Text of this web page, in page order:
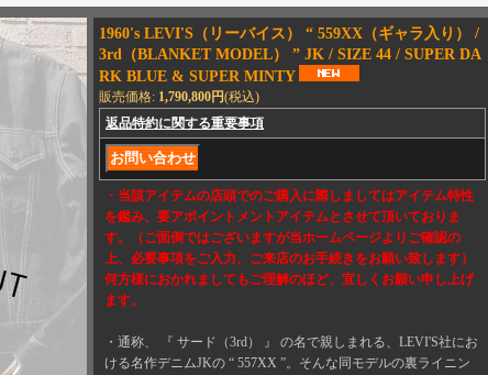
1960's LEVI'S（リーバイス） “ 559XX（ギャラ入り） /
3rd（BLANKET MODEL） ” JK / SIZE 44 / SUPER DA
RK BLUE & SUPER MINTY
販売価格: 1,790,800円(税込)
返品特約に関する重要事項
・当該アイテムの店頭でのご購入に際しましてはアイテム特性
を鑑み、要アポイントメントアイテムとさせて頂いておりま
す。（ご面倒ではございますが当ホームページよりご確認の
上、必要事項をご入力、ご来店のお手続きをお願い致します）
何方様におかれましてもご理解のほど、宜しくお願い申し上げ
ます。
・通称、 『 サード（3rd） 』 の名で親しまれる、LEVI'S社にお
ける名作デニムJKの “ 557XX ”。そんな同モデルの裏ライニン